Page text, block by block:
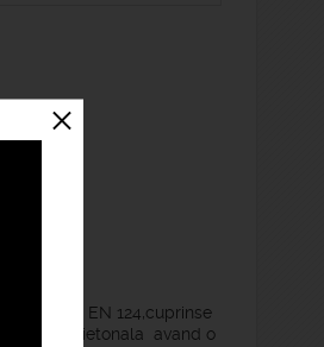
EN 124,cuprinse
zona pietonala avand o